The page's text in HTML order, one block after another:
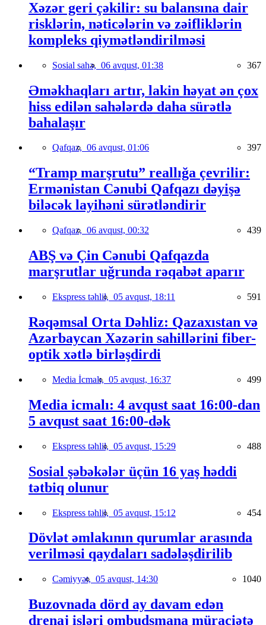
Xəzər geri çəkilir: su balansına dair
risklərin, nəticələrin və zəifliklərin
kompleks qiymətləndirilməsi
Sosial sahə, 06 avqust, 01:38 367
Əməkhaqları artır, lakin həyat ən çox
hiss edilən sahələrdə daha sürətlə
bahalaşır
Qafqaz, 06 avqust, 01:06 397
“Tramp marşrutu” reallığa çevrilir:
Ermənistan Cənubi Qafqazı dəyişə
biləcək layihəni sürətləndirir
Qafqaz, 06 avqust, 00:32 439
ABŞ və Çin Cənubi Qafqazda
marşrutlar uğrunda rəqabət aparır
Ekspress təhlil, 05 avqust, 18:11 591
Rəqəmsal Orta Dəhliz: Qazaxıstan və
Azərbaycan Xəzərin sahillərini fiber-
optik xətlə birləşdirdi
Media İcmalı, 05 avqust, 16:37 499
Media icmalı: 4 avqust saat 16:00-dan
5 avqust saat 16:00-dək
Ekspress təhlil, 05 avqust, 15:29 488
Sosial şəbəkələr üçün 16 yaş həddi
tətbiq olunur
Ekspress təhlil, 05 avqust, 15:12 454
Dövlət əmlakının qurumlar arasında
verilməsi qaydaları sadələşdirilib
Cəmiyyət, 05 avqust, 14:30 1040
Buzovnada dörd ay davam edən
drenaj işləri ombudsmana müraciətə